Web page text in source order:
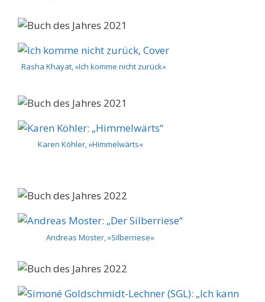
Rasha Khayat, »Ich komme nicht zurück«
Karen Köhler, »Himmelwärts«
Andreas Moster, »Silberriese«